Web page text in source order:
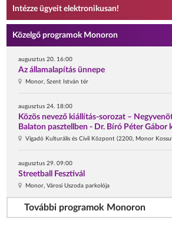
Intézze ügyeit elektronikusan!
Közelgő programok Monoron
augusztus 20. 16:00
Az államalapítás ünnepe
Monor, Szent István tér
augusztus 24. 18:00
Közös nevező kiállítás-sorozat –
Balaton pasztellben - Dr. Bíró Péter Gábor
Vigadó Kulturális és Civil Központ (2200, Monor
augusztus 29. 09:00
Streetball Fesztivál
Monor, Városi Uszoda parkolója
További programok Monoron